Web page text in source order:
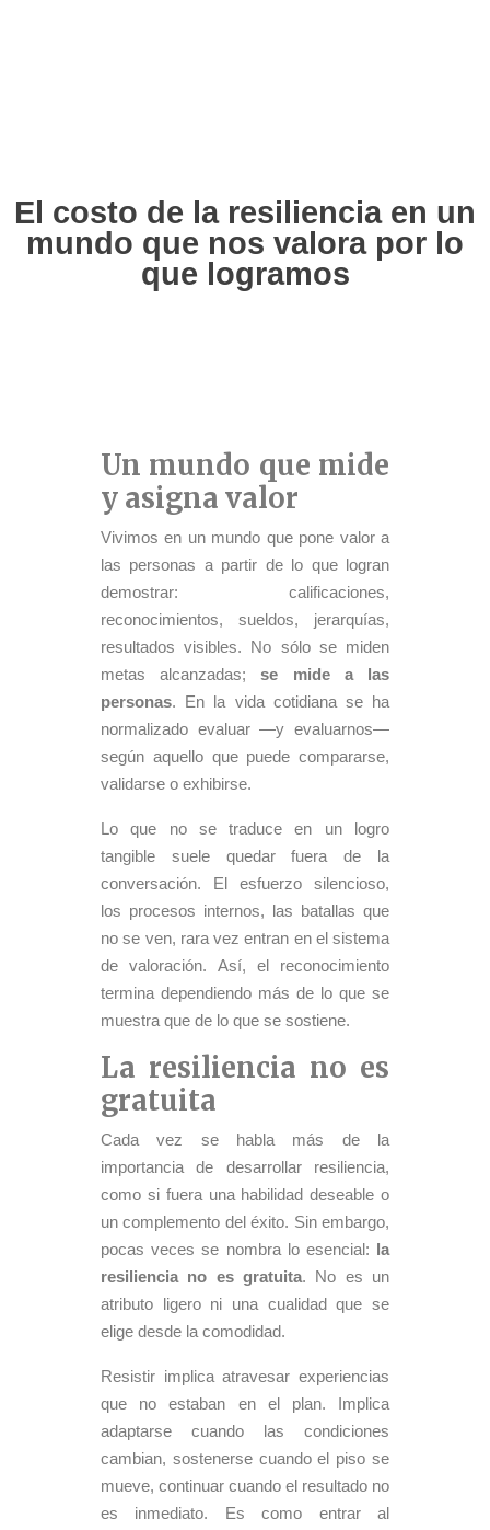
El costo de la resiliencia en un
mundo que nos valora por lo
que logramos
Un mundo que mide
y asigna valor
Vivimos en un mundo que pone valor a
las personas a partir de lo que logran
demostrar: calificaciones,
reconocimientos, sueldos, jerarquías,
resultados visibles. No sólo se miden
metas alcanzadas;se mide a las
personas. En la vida cotidiana se ha
normalizado evaluar —y evaluarnos—
según aquello que puede compararse,
validarse o exhibirse.
Lo que no se traduce en un logro
tangible suele quedar fuera de la
conversación. El esfuerzo silencioso,
los procesos internos, las batallas que
no se ven, rara vez entran en el sistema
de valoración. Así, el reconocimiento
termina dependiendo más de lo que se
muestra que de lo que se sostiene.
La resiliencia no es
gratuita
Cada vez se habla más de la
importancia de desarrollar resiliencia,
como si fuera una habilidad deseable o
un complemento del éxito. Sin embargo,
pocas veces se nombra lo esencial: la
resiliencia no es gratuita. No es un
atributo ligero ni una cualidad que se
elige desde la comodidad.
Resistir implica atravesar experiencias
que no estaban en el plan. Implica
adaptarse cuando las condiciones
cambian, sostenerse cuando el piso se
mueve, continuar cuando el resultado no
es inmediato. Es como entrar al